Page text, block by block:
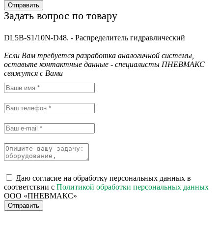
Отправить
Задать вопрос по товару
DL5B-S1/10N-D48. - Распределитель гидравлический
Если Вам требуется разработка аналогичной системы,
оставьте контактные данные - специалисты ПНЕВМАКС
свяжутся с Вами
Даю согласие на обработку персональных данных в
соответствии с Политикой обработки персональных данных
ООО «ПНЕВМАКС»
Отправить